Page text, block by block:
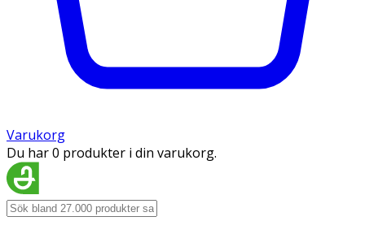
Varukorg
Du har 0 produkter i din varukorg.